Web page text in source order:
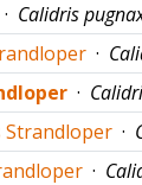
· Calidris
·
·
Strandloper ·
·